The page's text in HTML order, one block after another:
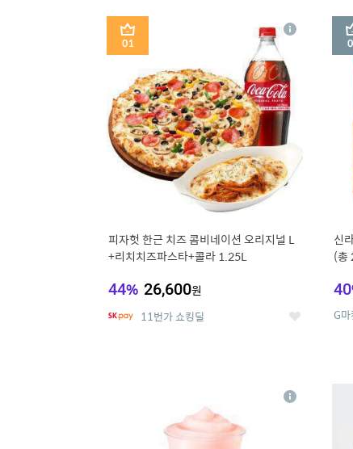
1
피자헛 한근 치즈 콤비네이션 오리지널 L
+리치치즈파스타+콜라 1.25L
44% 26,600원
11번가 쇼킹딜 좋
상
신
(총
40
G마
상